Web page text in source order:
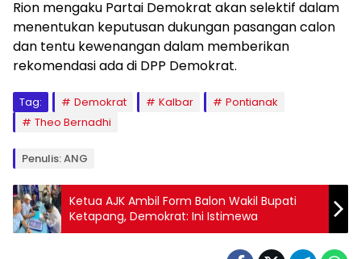
Rion mengaku Partai Demokrat akan selektif dalam
menentukan keputusan dukungan pasangan calon
dan tentu kewenangan dalam memberikan
rekomendasi ada di DPP Demokrat.
Tag: Demokrat Kalbar
Pontianak
Theo Bernadhi
Penulis: ANG
Ketua AJK Ambil Form Balon Wakil Bupati
Ketapang, Demokrat: Ini Istimewa